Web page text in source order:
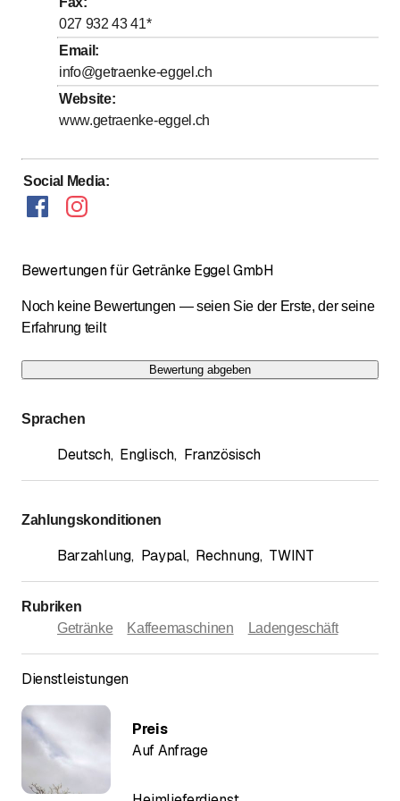
Samstag
Sonntag
027 932 43 41*
Email :
info@getraenke-eggel.ch
Website:
www.getraenke-eggel.ch
Social Media:
Bewertungen für Getränke Eggel GmbH
Noch keine Bewertungen — seien Sie der Erste, der seine
Erfahrung teilt
Bewertung abgeben
Sprachen
Deutsch, Englisch, Französisch
Zahlungskonditionen
Barzahlung, Paypal, Rechnung, TWINT
Rubriken
Getränke
Kaffeemaschinen Ladengeschäft
Dienstleistungen
Preis
Auf Anfrage